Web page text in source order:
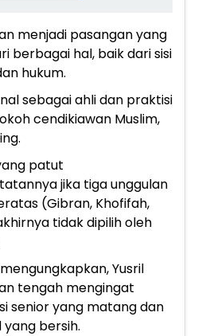
menjadi pasangan yang
berbagai hal, baik dari sisi
hukum.
sebagai ahli dan praktisi
cendikiawan Muslim,
patut
jika tiga unggulan
(Gibran, Khofifah,
tidak dipilih oleh
Yusril
tengah mengingat
senior yang matang dan
bersih.